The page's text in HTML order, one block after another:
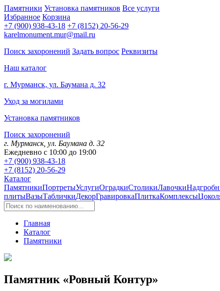
Памятники Установка памятников Все услуги
Избранное Корзина
+7 (900) 938-43-18 +7 (8152) 20-56-29
karelmonument.mur@mail.ru
Поиск захоронений Задать вопрос Реквизиты
Наш каталог
г. Мурманск, ул. Баумана д. 32
Уход за могилами
Установка памятников
Поиск захоронений
г. Мурманск, ул. Баумана д. 32
Ежедневно с 10:00 до 19:00
+7 (900) 938-43-18
+7 (8152) 20-56-29
Каталог
ПамятникиПортретыУслугиОградкиСтоликиЛавочки
плитыВазыТабличкиДекорГравировкаПлиткаКомплексы
Главная
Каталог
Памятники
Памятник «Ровный Контур»